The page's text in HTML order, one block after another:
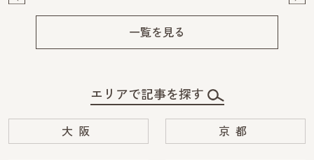
一覧を見る
エリアで記事を探す
大阪 京都